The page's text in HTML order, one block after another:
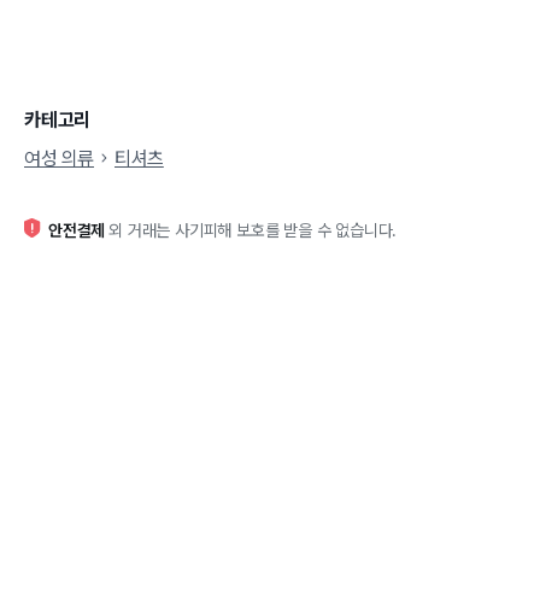
카테고리
여성 의류
티셔츠
안전결제 외 거래는 사기피해 보호를 받을 수 없습니다.